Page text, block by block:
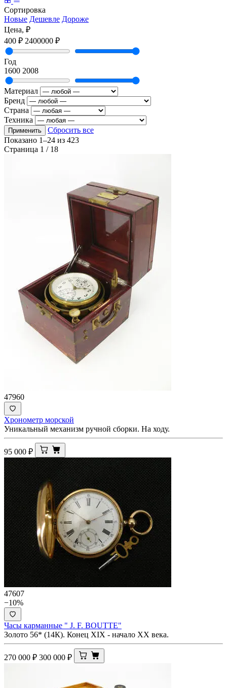
Сортировка
Новые Дешевле Дороже
Цена, ₽
400 ₽ 2400000 ₽
Год
1600 2008
Материал
Бренд
Страна
Техника
Применить
Сбросить все
Показано 1–24 из 423
Страница 1 / 18
47960
Хронометр морской
Уникальный механизм ручной сборки. На ходу.
95 000 ₽
47607
−10%
Часы карманные " J. F. BOUTTE"
Золото 56* (14К). Конец XIX - начало ХХ века.
270 000 ₽ 300 000 ₽